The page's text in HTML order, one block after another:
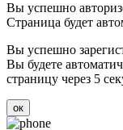
Вы успешно
Страница будет
Вы успешно
Вы будете
страницу через 5
ок